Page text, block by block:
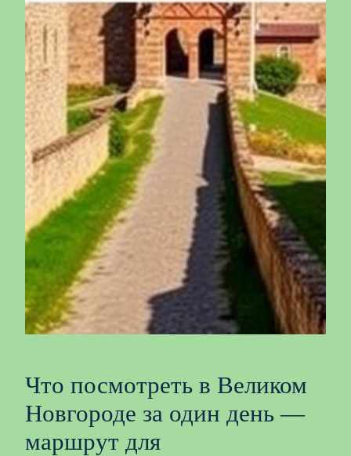
Что посмотреть в Великом
Новгороде за один день —
маршрут для